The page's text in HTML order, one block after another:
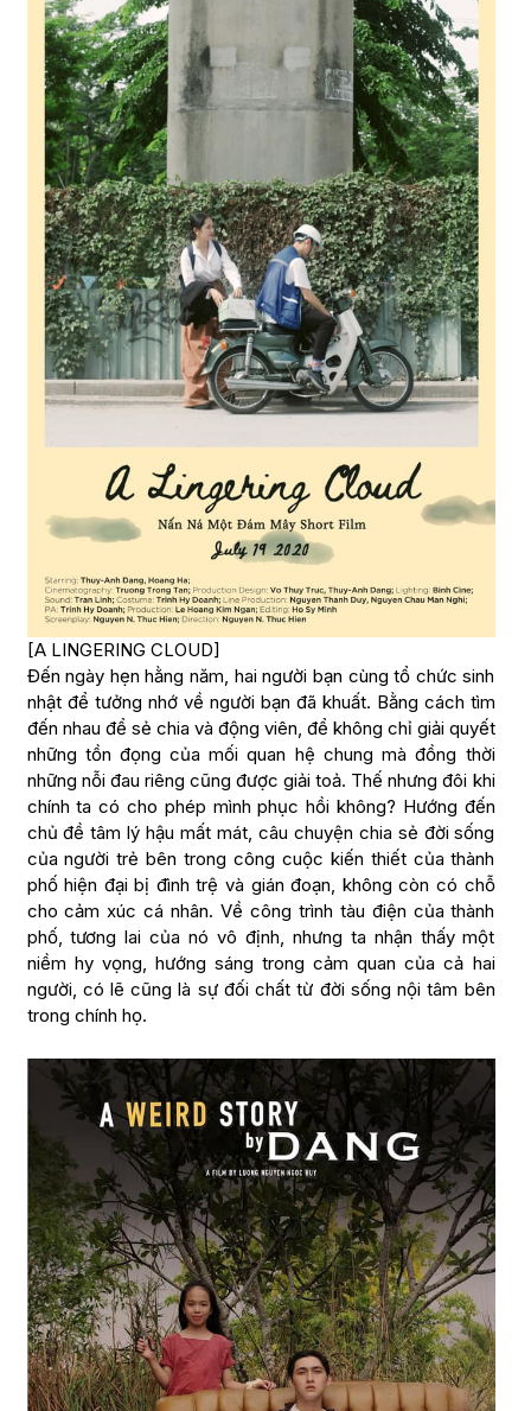
[A LINGERING CLOUD]
Đến ngày hẹn hằng năm, hai người bạn cùng tổ chức sinh
nhật để tưởng nhớ về người bạn đã khuất. Bằng cách tìm
đến nhau để sẻ chia và động viên, để không chỉ giải quyết
những tồn đọng của mối quan hệ chung mà đồng thời
những nỗi đau riêng cũng được giải toả. Thế nhưng đôi khi
chính ta có cho phép mình phục hồi không? Hướng đến
chủ đề tâm lý hậu mất mát, câu chuyện chia sẻ đời sống
của người trẻ bên trong công cuộc kiến thiết của thành
phố hiện đại bị đình trệ và gián đoạn, không còn có chỗ
cho cảm xúc cá nhân. Về công trình tàu điện của thành
phố, tương lai của nó vô định, nhưng ta nhận thấy một
niềm hy vọng, hướng sáng trong cảm quan của cả hai
người, có lẽ cũng là sự đối chất từ đời sống nội tâm bên
trong chính họ.